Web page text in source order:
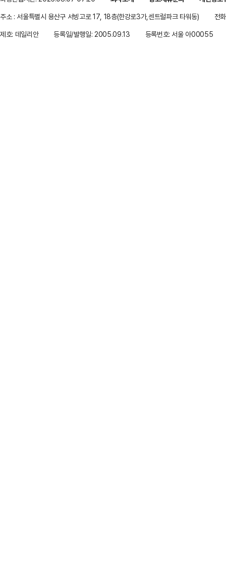
주소 : 서울특별시 용산구 서빙고로 17, 18층(한강로3가,센트럴파크 타워동)
전
제호: 데일리안
등록일/발행일: 2005.09.13 등록번호: 서울 아00055